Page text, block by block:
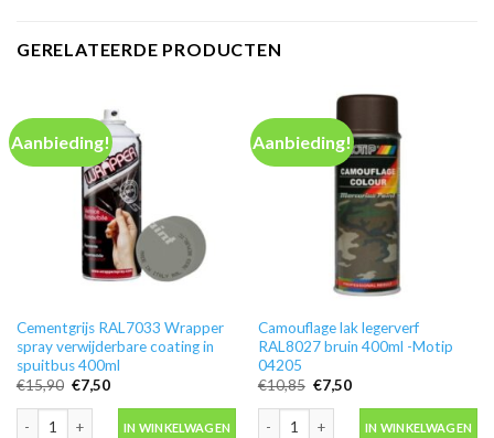
GERELATEERDE PRODUCTEN
Aanbieding!
Cementgrijs RAL7033 Wrapper
spray verwijderbare coating in
spuitbus 400ml
€15,90 Oorspronkelijke
prijs
was:
€15,90.
€7,50Huidige
is:
€7,50.
Cementgrijs RAL7033 Wrapper spray verwijderbare coating in spuitbus
IN WINKELWAGEN
Aanbieding!
Camouflage lak legerverf
RAL8027 bruin 400ml -Motip
04205
€10,85 Oorspronkelijke
prijs
was:
€10,85.
€7,50Huidige
is:
€7,50.
Camouflage lak legerverf RAL8027
IN WINKELWAGEN